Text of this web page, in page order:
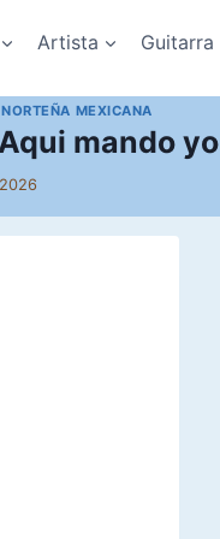
Artista Guitarra
MEXICANA
mando yo